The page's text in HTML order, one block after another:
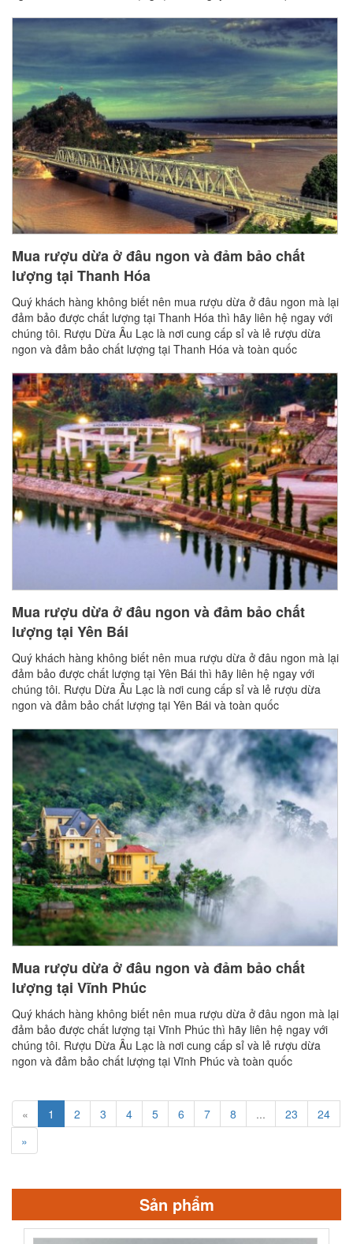
Mua rượu dừa ở đâu ngon và đảm bảo chất
lượng tại Thanh Hóa
Quý khách hàng không biết nên mua rượu dừa ở đâu ngon mà lại
đảm bảo được chất lượng tại Thanh Hóa thì hãy liên hệ ngay với
chúng tôi. Rượu Dừa Âu Lạc là nơi cung cấp sỉ và lẻ rượu dừa
ngon và đảm bảo chất lượng tại Thanh Hóa và toàn quốc
Mua rượu dừa ở đâu ngon và đảm bảo chất
lượng tại Yên Bái
Quý khách hàng không biết nên mua rượu dừa ở đâu ngon mà lại
đảm bảo được chất lượng tại Yên Bái thì hãy liên hệ ngay với
chúng tôi. Rượu Dừa Âu Lạc là nơi cung cấp sỉ và lẻ rượu dừa
ngon và đảm bảo chất lượng tại Yên Bái và toàn quốc
Mua rượu dừa ở đâu ngon và đảm bảo chất
lượng tại Vĩnh Phúc
Quý khách hàng không biết nên mua rượu dừa ở đâu ngon mà lại
đảm bảo được chất lượng tại Vĩnh Phúc thì hãy liên hệ ngay với
chúng tôi. Rượu Dừa Âu Lạc là nơi cung cấp sỉ và lẻ rượu dừa
ngon và đảm bảo chất lượng tại Vĩnh Phúc và toàn quốc
« 1 2 3 4 5 6 7 8 ... 23
24
»
Sản phẩm